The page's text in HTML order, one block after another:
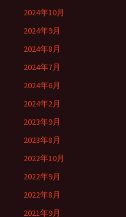
2024年10月
2024年9月
2024年8月
2024年7月
2024年6月
2024年2月
2023年9月
2023年8月
2022年10月
2022年9月
2022年8月
2021年9月